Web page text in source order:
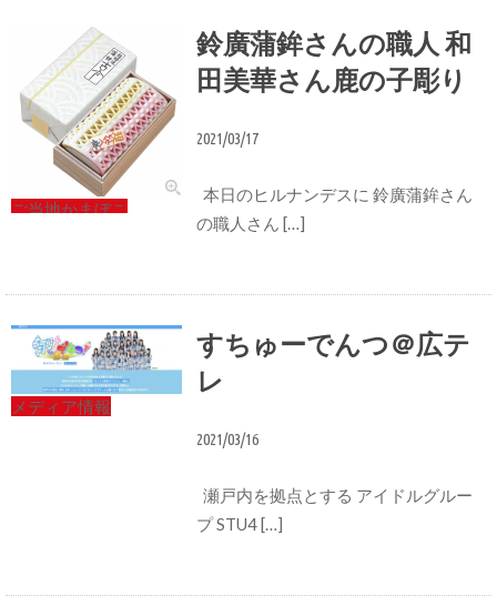
ご当地かまぼこ
鈴廣蒲鉾さんの職人 和
田美華さん鹿の子彫り
2021/03/17
本日のヒルナンデスに 鈴廣蒲鉾さん
の職人さん […]
メディア情報
すちゅーでんつ＠広テ
レ
2021/03/16
瀬戸内を拠点とする アイドルグルー
プ STU4 […]